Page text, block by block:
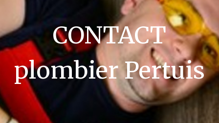
CONTACT
plombier Pertuis